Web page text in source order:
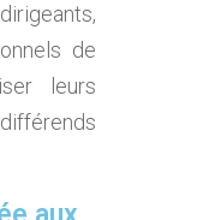
de
leurs